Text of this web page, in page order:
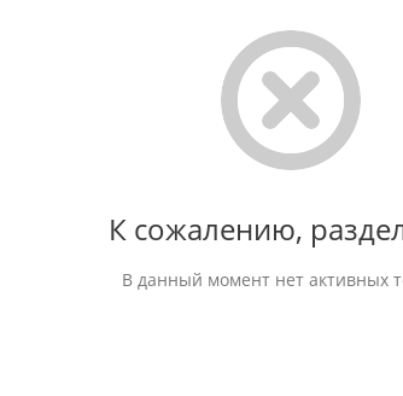
К сожалению,
В данный момент нет активных